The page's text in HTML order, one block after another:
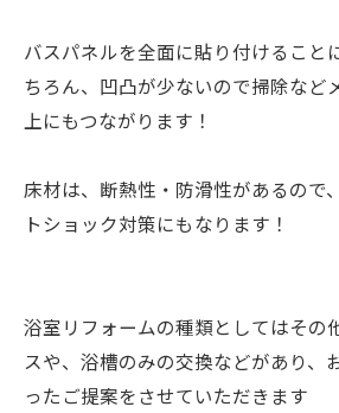
バスパネルを全面に貼り付けること
ちろん、凹凸が少ないので掃除など
上にもつながります！
床材は、断熱性・防滑性があるので
トショック対策にもなります！
浴室リフォームの種類としてはその
スや、浴槽のみの交換などがあり、
ったご提案をさせていただきます